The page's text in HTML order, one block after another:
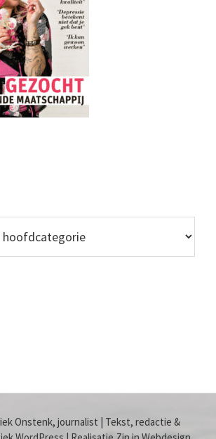
Onstenk, journalist | Tekst, redactie &